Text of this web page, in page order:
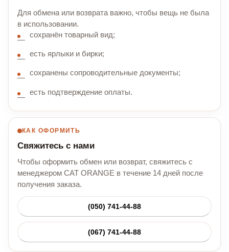
Для обмена или возврата важно, чтобы вещь не была
в использовании.
сохранён товарный вид;
есть ярлыки и бирки;
сохранены сопроводительные документы;
есть подтверждение оплаты.
КАК ОФОРМИТЬ
Свяжитесь с нами
Чтобы оформить обмен или возврат, свяжитесь с
менеджером CAT ORANGE в течение 14 дней после
получения заказа.
(050) 741-44-88
(067) 741-44-88